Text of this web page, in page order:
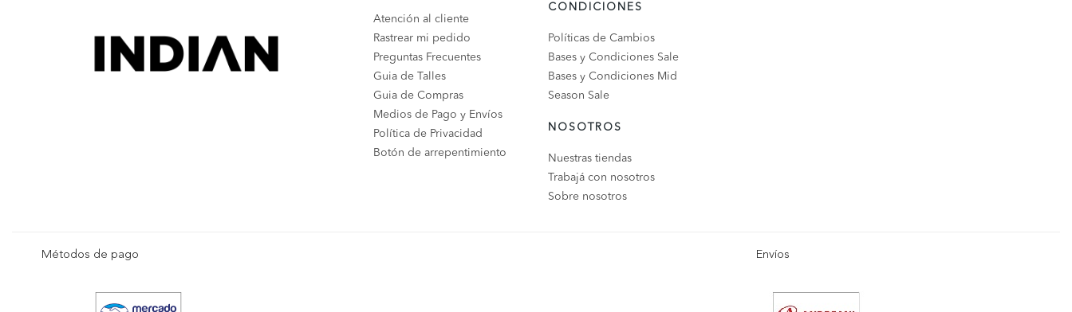
Atención al cliente
Rastrear mi pedido
Preguntas Frecuentes
Guia de Talles
Guia de Compras
Medios de Pago y Envíos
Política de Privacidad
Botón de arrepentimiento
CONDICIONES
Políticas de Cambios
Bases y Condiciones Sale
Bases y Condiciones Mid
Season Sale
NOSOTROS
Nuestras tiendas
Trabajá con nosotros
Sobre nosotros
Métodos de pago Envíos